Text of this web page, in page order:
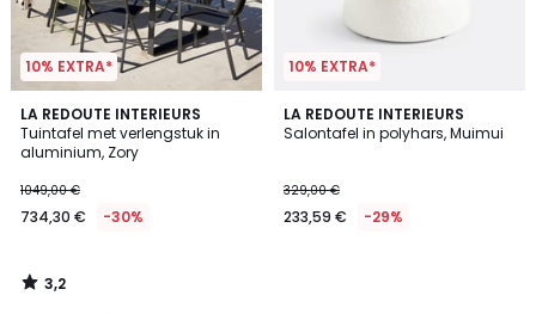
10% EXTRA*
LA REDOUTE INTERIEURS
Tuintafel met verlengstuk in
aluminium, Zory
1049,00 €
734,30 € -30%
3,2
/ 5
3,2
/
10% EXTRA*
LA REDOUTE INTERIEURS
Salontafel in polyhars, Muimui
329,00 €
233,59 € -29%